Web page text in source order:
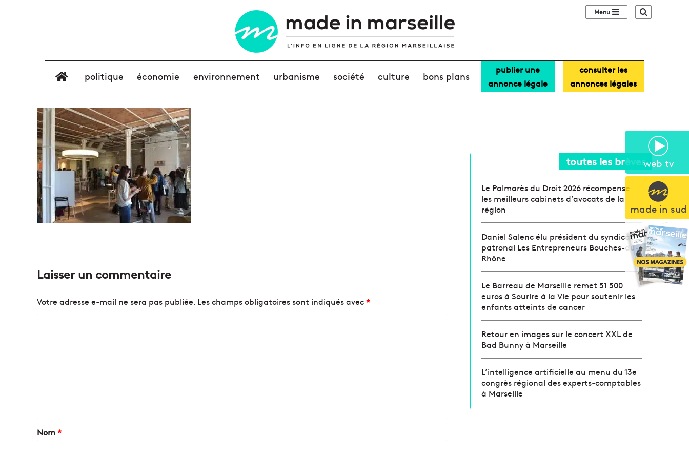
web tv
made in sud
Sidebar (barre
élément de menu
politique économie environnement urbanisme société culture bons plans
publier une
annonce légale
consulter les
annonces légales
Laisser un commentaire
Votre adresse e-mail ne sera pas publiée. Les champs obligatoires sont indiqués avec*
a
Nom*
toutes les brèves
Le Palmarès du Droit 2026 récompense
les meilleurs cabinets d’avocats de la
région
Daniel Salenc élu président du syndicat
patronal Les Entrepreneurs Bouches-du-
Rhône
Le Barreau de Marseille remet 51 500
euros à Sourire à la Vie pour soutenir les
enfants atteints de cancer
Retour en images sur le concert XXL de
Bad Bunny à Marseille
L’intelligence artificielle au menu du 13e
congrès régional des experts-comptables
à Marseille